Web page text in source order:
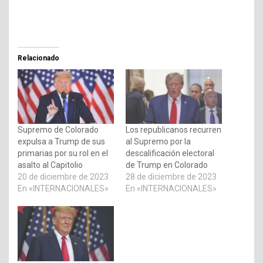
Relacionado
Supremo de Colorado
expulsa a Trump de sus
primarias por su rol en el
asalto al Capitolio
20 de diciembre de 2023
En «INTERNACIONALES»
Los republicanos recurren
al Supremo por la
descalificación electoral
de Trump en Colorado
28 de diciembre de 2023
En «INTERNACIONALES»